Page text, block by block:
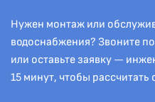
Нужен монтаж или
водоснабжения? Звоните
или оставьте заявку —
15 минут, чтобы рассчитать